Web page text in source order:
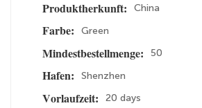
Produktherkunft:
China
Farbe:
Green
Mindestbestellmenge:
50
Hafen:
Shenzhen
Vorlaufzeit:
20 days